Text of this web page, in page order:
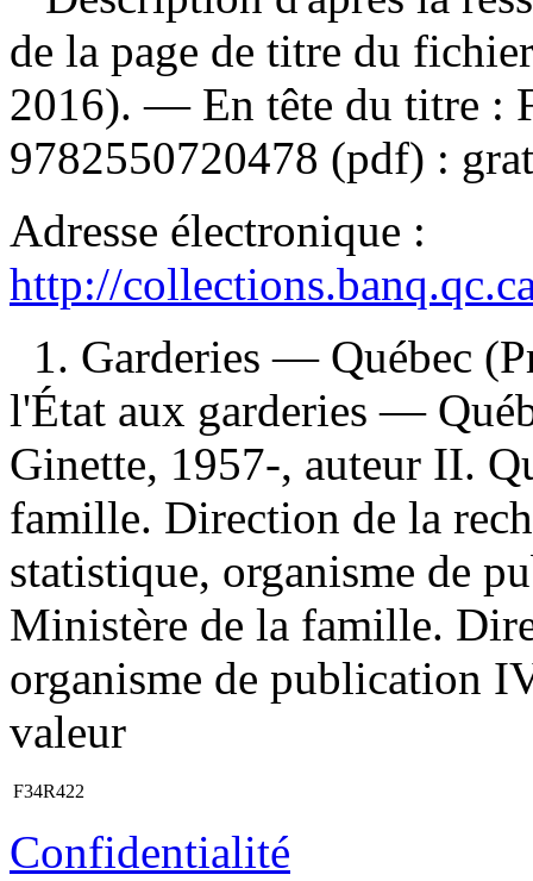
de la page de titre du
2016). — En tête du titre :
9782550720478 (pdf) :
Adresse électronique :
http://
1. Garderies — Québec
l'État aux garderies —
Ginette, 1957-, auteur II.
famille. Direction de la
statistique, organisme de
Ministère de la famille.
organisme de publication
valeur
F34R422
Confidentialité